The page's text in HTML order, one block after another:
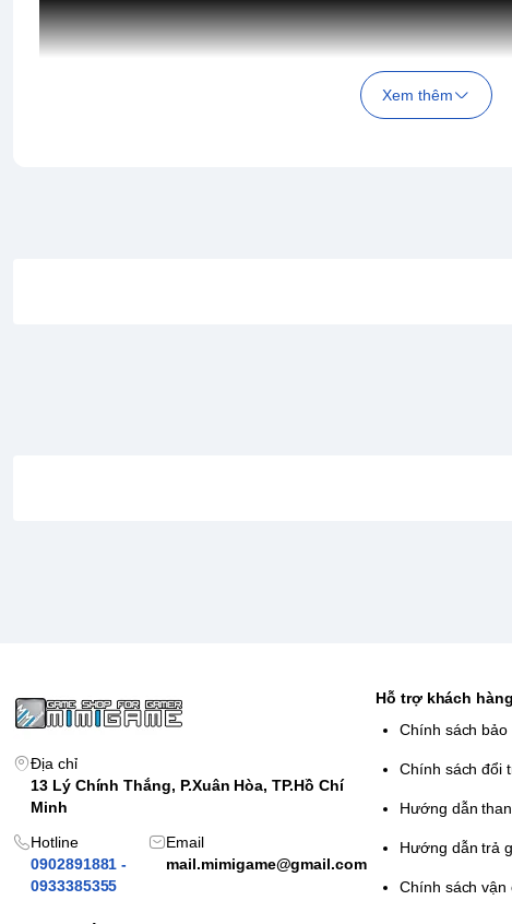
Xem thêm
Địa chỉ
13 Lý Chính Thắng, P.Xuân Hòa, TP.Hồ Chí
Minh
Hotline
0902891881 -
0933385355
Email
mail.mimigame@gmail.com
Hỗ trợ khách hàng
Chính sách bảo
Chính sách đổi
Hướng dẫn
Hướng dẫn trả
Chính sách vận